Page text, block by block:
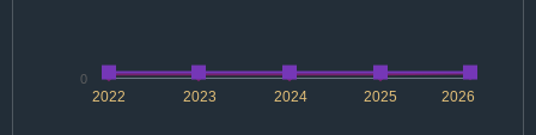
2022 2024 2026
2023 2025
0